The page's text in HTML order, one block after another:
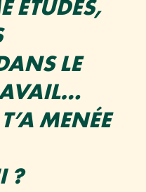
ÉTUDES,
LE
MENÉE
?